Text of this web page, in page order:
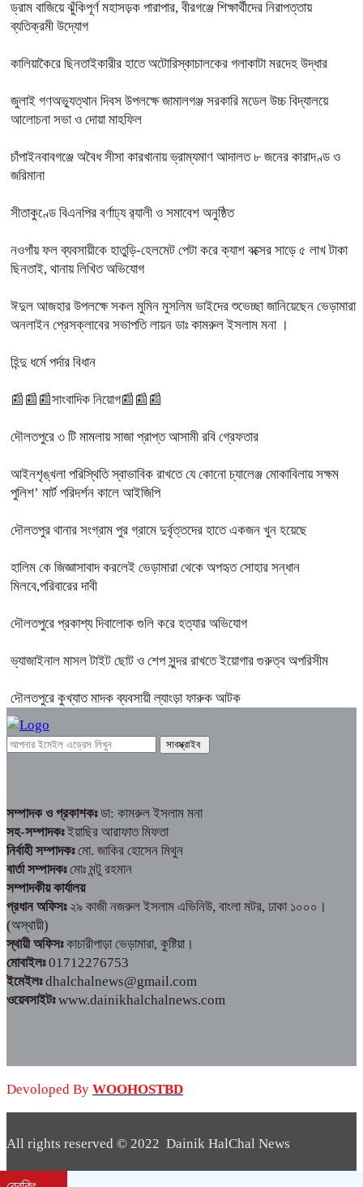
ড্রাম বাজিয়ে ঝুঁকিপূর্ণ মহাসড়ক পারাপার, বীরগঞ্জে শিক্ষার্থীদের নিরাপত্তায়
ব্যতিক্রমী উদ্যোগ
কালিয়াকৈরে ছিনতাইকারীর হাতে অটোরিস্কাচালকের গলাকাটা মরদেহ উদ্ধার
জুলাই গণঅভ্যুত্থান দিবস উপলক্ষে জামালগঞ্জ সরকারি মডেল উচ্চ বিদ্যালয়ে
আলোচনা সভা ও দোয়া মাহফিল
চাঁপাইনবাবগঞ্জে অবৈধ সীসা কারখানায় ভ্রাম্যমাণ আদালত ৮ জনের কারাদণ্ড ও
জরিমানা
সীতাকুণ্ডে বিএনপির বর্ণাঢ্য র‍্যালী ও সমাবেশ অনুষ্ঠিত
নওগাঁয় ফল ব্যবসায়ীকে হাতুড়ি-হেলমেট পেটা করে ক্যাশ বক্সের সাড়ে ৫ লাখ টাকা
ছিনতাই, থানায় লিখিত অভিযোগ
ঈদুল আজহার উপলক্ষে সকল মুমিন মুসলিম ভাইদের শুভেচ্ছা জানিয়েছেন ভেড়ামারা
অনলাইন প্রেসক্লাবের সভাপতি লায়ন ডাঃ কামরুল ইসলাম মনা ।
হিন্দু ধর্মে পর্দার বিধান
📰📰📰সাংবাদিক নিয়োগ📰📰📰
দৌলতপুরে ৩ টি মামলায় সাজা প্রাপ্ত আসামী রবি গ্রেফতার
আইনশৃঙ্খলা পরিস্থিতি স্বাভাবিক রাখতে যে কোনো চ্যালেঞ্জ মোকাবিলায় সক্ষম
পুলিশ’ মার্ট পরিদর্শন কালে আইজিপি
দৌলতপুর থানার সংগ্রাম পুর গ্রামে দুর্বৃত্তদের হাতে একজন খুন হয়েছে
হালিম কে জিজ্ঞাসাবাদ করলেই ভেড়ামারা থেকে অপহৃত সোহার সন্ধান
মিলবে,পরিবারের দাবী
দৌলতপুরে প্রকাশ্য দিবালোক গুলি করে হত্যার অভিযোগ
ভ্যাজাইনাল মাসল টাইট ছোট ও শেপ সুন্দর রাখতে ইয়োগার গুরুত্ব অপরিসীম
দৌলতপুরে কুখ্যাত মাদক ব্যবসায়ী ল্যাংড়া ফারুক আটক
সম্পাদক ও প্রকাশকঃডা: কামরুল ইসলাম মনা
সহ-সম্পাদকঃইয়াছির আরাফাত মিফতা
নির্বাহী সম্পাদকঃমো. জাকির হোসেন মিথুন
বার্তা সম্পাদকঃমোঃ মন্টু রহমান
সম্পাদকীয় কার্যালয়
প্রধান অফিসঃ২৯ কাজী নজরুল ইসলাম এভিনিউ, বাংলা মটর, ঢাকা ১০০০।
(অস্থায়ী)
স্থায়ী অফিসঃকাচারীপাড়া ভেড়ামারা, কুষ্টিয়া।
মোবাইলঃ01712276753
ইমেইলঃdhalchalnews@gmail.com
ওয়েবসাইটঃwww.dainikhalchalnews.com
Devoloped By WOOHOSTBD
All rights reserved © 2022 Dainik HalChal News
Design ByWooHostBD